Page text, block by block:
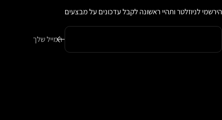
הירשמי לניוזלטר ותהיי ראשונה לקבל עדכונים על מבצעים
המייל שלך